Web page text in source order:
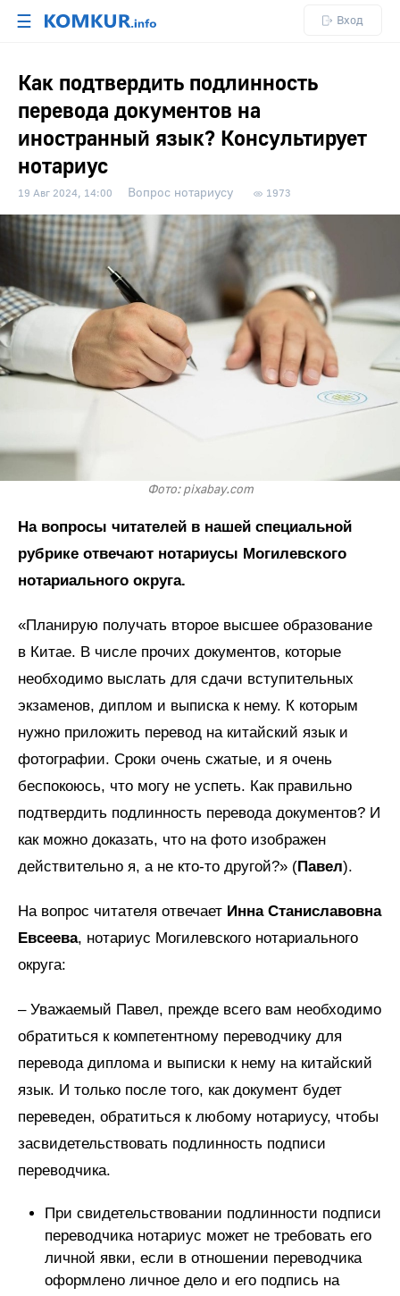
☰ Вход
Как подтвердить подлинность
перевода документов на
иностранный язык? Консультирует
нотариус
19 Авг 2024, 14:00 Вопрос нотариусу 1973
Фото: pixabay.com
На вопросы читателей в нашей специальной
рубрике отвечают нотариусы Могилевского
нотариального округа.
«Планирую получать второе высшее образование
в Китае. В числе прочих документов, которые
необходимо выслать для сдачи вступительных
экзаменов, диплом и выписка к нему. К которым
нужно приложить перевод на китайский язык и
фотографии. Сроки очень сжатые, и я очень
беспокоюсь, что могу не успеть. Как правильно
подтвердить подлинность перевода документов? И
как можно доказать, что на фото изображен
действительно я, а не кто-то другой?» (Павел).
На вопрос читателя отвечает Инна Станиславовна
Евсеева, нотариус Могилевского нотариального
округа:
– Уважаемый Павел, прежде всего вам необходимо
обратиться к компетентному переводчику для
перевода диплома и выписки к нему на китайский
язык. И только после того, как документ будет
переведен, обратиться к любому нотариусу, чтобы
засвидетельствовать подлинность подписи
переводчика.
При свидетельствовании подлинности подписи
переводчика нотариус может не требовать его
личной явки, если в отношении переводчика
оформлено личное дело и его подпись на